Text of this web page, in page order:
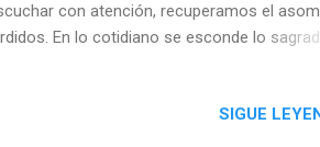
con atención, recuperamos el
En lo cotidiano se esconde lo
es continuamente ignorado. Vivir
SIGUE